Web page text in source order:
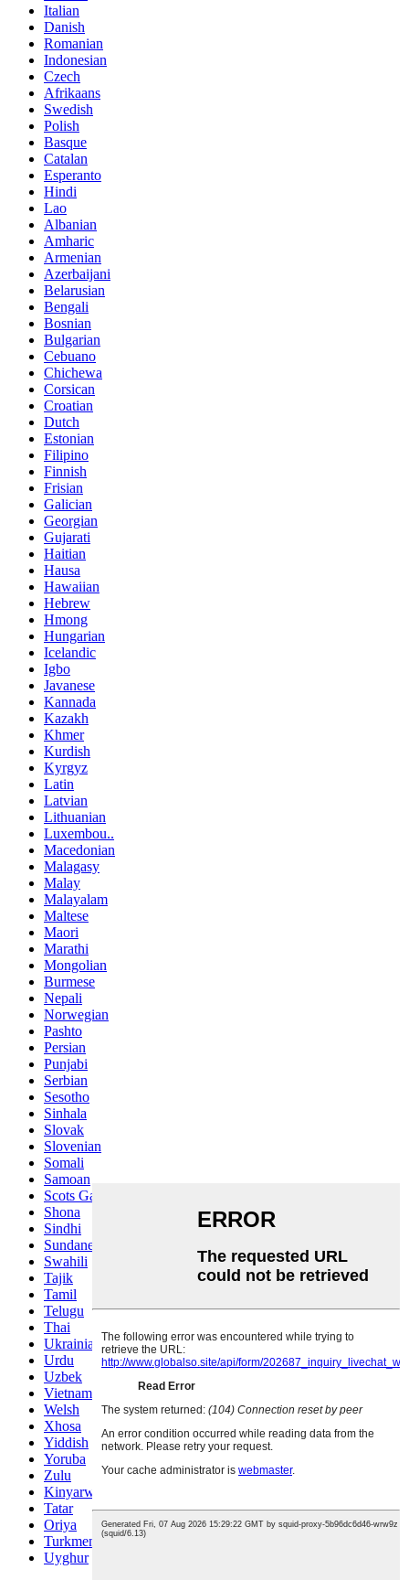
Italian
Danish
Romanian
Indonesian
Czech
Afrikaans
Swedish
Polish
Basque
Catalan
Esperanto
Hindi
Lao
Albanian
Amharic
Armenian
Azerbaijani
Belarusian
Bengali
Bosnian
Bulgarian
Cebuano
Chichewa
Corsican
Croatian
Dutch
Estonian
Filipino
Finnish
Frisian
Galician
Georgian
Gujarati
Haitian
Hausa
Hawaiian
Hebrew
Hmong
Hungarian
Icelandic
Igbo
Javanese
Kannada
Kazakh
Khmer
Kurdish
Kyrgyz
Latin
Latvian
Lithuanian
Luxembou..
Macedonian
Malagasy
Malay
Malayalam
Maltese
Maori
Marathi
Mongolian
Burmese
Nepali
Norwegian
Pashto
Persian
Punjabi
Serbian
Sesotho
Sinhala
Slovak
Slovenian
Somali
Samoan
Scots Gaelic
Shona
Sindhi
Sundanese
Swahili
Tajik
Tamil
Telugu
Thai
Ukrainian
Urdu
Uzbek
Vietnamese
Welsh
Xhosa
Yiddish
Yoruba
Zulu
Kinyarwanda
Tatar
Oriya
Turkmen
Uyghur